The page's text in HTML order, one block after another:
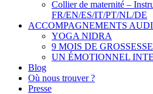
Collier de maternité –
FR/EN/ES/IT/PT/NL/DE
ACCOMPAGNEMENTS
YOGA NIDRA
9 MOIS DE GROSSESSE
UN ÉMOTIONNEL
Blog
Où nous trouver ?
Presse